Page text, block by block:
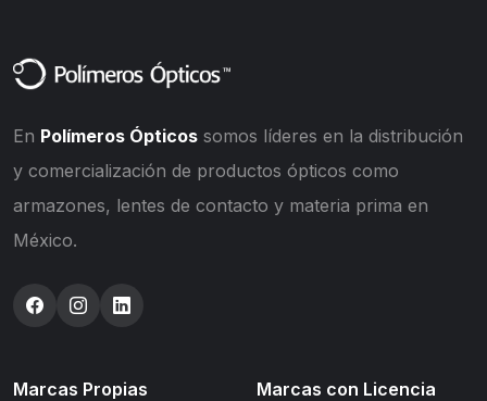
En Polímeros Ópticos somos líderes en la distribución
y comercialización de productos ópticos como
armazones, lentes de contacto y materia prima en
México.
Marcas Propias
Marcas con Licencia